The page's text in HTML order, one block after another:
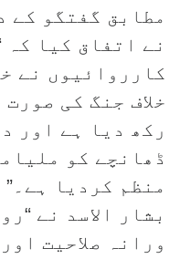
مطابق گفتگو کے
نے اتفاق کیا کہ
کارروائیوں نے
خلاف جنگ کی
رکھ دیا ہے اور
ڈھانچے کو
منظم کردیا
بشار الاسد نے
ورانہ صلاحیت